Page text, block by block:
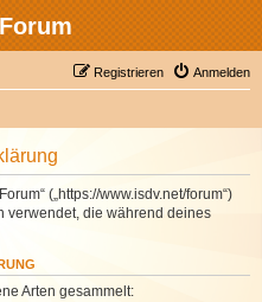
Anmelden
Registrieren
(„https://www.isdv.net/forum“)
verwendet, die während deines
Arten gesammelt: